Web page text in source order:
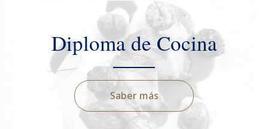
Diploma de Cocina
Saber más